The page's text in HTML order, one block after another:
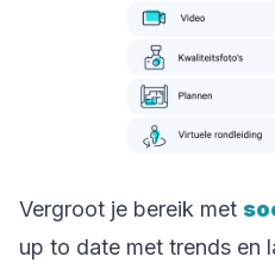
Vergroot je bereik met
up to date met trends en